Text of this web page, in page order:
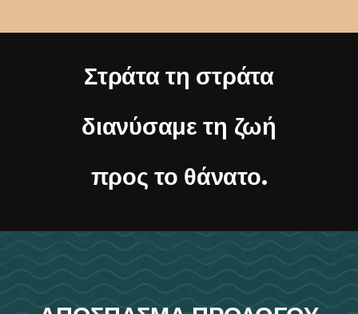
Στράτα τη στράτα
διανύσαμε τη ζωή
προς το θάνατο.